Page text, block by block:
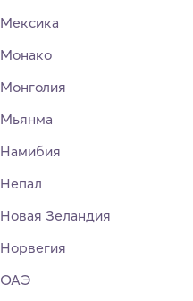
Мексика
Монако
Монголия
Мьянма
Намибия
Непал
Новая Зеландия
Норвегия
ОАЭ